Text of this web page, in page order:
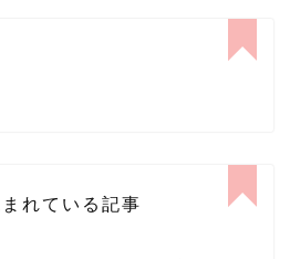
れている記事